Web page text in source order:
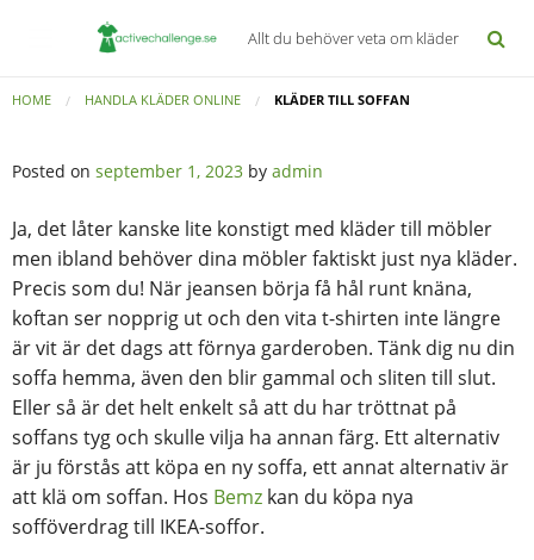
Allt du behöver veta om kläder
HOME HANDLA KLÄDER ONLINE KLÄDER TILL SOFFAN
Posted on september 1, 2023 by admin
Ja, det låter kanske lite konstigt med kläder till möbler
men ibland behöver dina möbler faktiskt just nya kläder.
Precis som du! När jeansen börja få hål runt knäna,
koftan ser nopprig ut och den vita t-shirten inte längre
är vit är det dags att förnya garderoben. Tänk dig nu din
soffa hemma, även den blir gammal och sliten till slut.
Eller så är det helt enkelt så att du har tröttnat på
soffans tyg och skulle vilja ha annan färg. Ett alternativ
är ju förstås att köpa en ny soffa, ett annat alternativ är
att klä om soffan. Hos Bemz kan du köpa nya
sofföverdrag till IKEA-soffor.